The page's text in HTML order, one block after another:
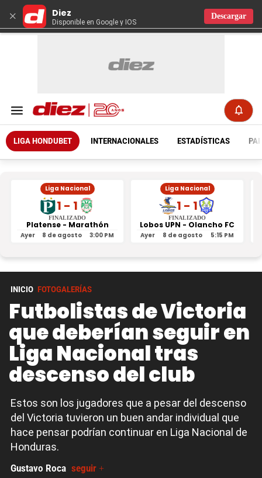
× Diez
Disponible en Google y IOS
Descargar
LIGA HONDUBET INTERNACIONALES ESTADÍSTICAS
Liga Nacional
1 - 1
FINALIZADO
Platense - Marathón
Ayer 8 de agosto 3:00 PM
Liga Nacional
1 - 1
FINALIZADO
Lobos UPN - Olancho FC
Ayer 8 de agosto 5:15 PM
INICIO FOTOGALERÍAS
Futbolistas de Victoria
que deberían seguir en
Liga Nacional tras
descenso del club
Estos son los jugadores que a pesar del descenso
del Victoria tuvieron un buen andar individual que
hace pensar podrían continuar en Liga Nacional de
Honduras.
Gustavo Roca seguir +